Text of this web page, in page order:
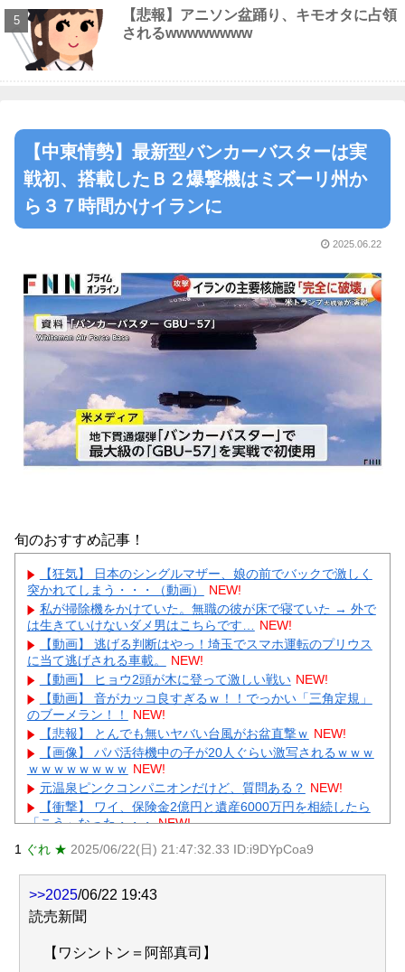
【悲報】アニソン盆踊り、キモオタに占領
されるwwwwwwww
【中東情勢】最新型バンカーバスターは実
戦初、搭載したＢ２爆撃機はミズーリ州か
ら３７時間かけイランに
2025.06.22
旬のおすすめ記事！
【狂気】 日本のシングルマザー、娘の前でバックで激しく
突かれてしまう・・・（動画）
NEW!
私が掃除機をかけていた。無職の彼が床で寝ていた → 外で
は生きていけないダメ男はこちらです…
NEW!
【動画】 逃げる判断はやっ！埼玉でスマホ運転のプリウス
に当て逃げされる車載。
NEW!
【動画】 ヒョウ2頭が木に登って激しい戦い NEW!
【動画】 音がカッコ良すぎるｗ！！でっかい「三角定規」
のブーメラン！！
NEW!
【悲報】 とんでも無いヤバい台風がお盆直撃ｗ NEW!
【画像】 パパ活待機中の子が20人ぐらい激写されるｗｗｗ
ｗｗｗｗｗｗｗｗ NEW!
元温泉ピンクコンパニオンだけど、質問ある？ NEW!
【衝撃】 ワイ、保険金2億円と遺産6000万円を相続したら
「こう」なった・・・ NEW!
ワイジ毎日2kgの野菜と500gくらいの肉食べたらこうなる
ｗｗｗ NEW!
【衝撃】巨人・高梨雄平にお泊まり不倫愛報道→ガル民
「紳士たれ」総ツッコミｗｗｗ
【物議】55歳大久保佳代子の性欲告白にガル民総ツッコミ
元AKB社長、22億円申告漏れ 乃木坂46運営会社の株式を
パチンコ京楽産業に譲渡【ノース・リバー】【窪田康志】
1 ぐれ ★ 2025/06/22(日) 21:47:32.33 ID:i9DYpCoa9
>>2025/06/22 19:43
読売新聞
【ワシントン＝阿部真司】